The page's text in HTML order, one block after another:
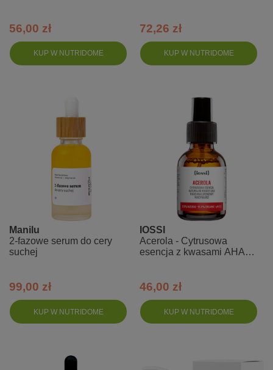
KUP W NUTRIDOME
56,00 zł
KUP W NUTRIDOME
72,26 zł
KUP W NUTRIDOME
Manilu
2-fazowe serum do cery
suchej
99,00 zł
KUP W NUTRIDOME
IOSSI
Acerola - Cytrusowa
esencja z kwasami AHA
46,00 zł